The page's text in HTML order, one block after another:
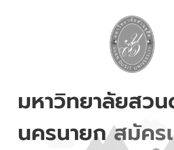
มหาวิทยาลัยสว
นครนายก สมครเ